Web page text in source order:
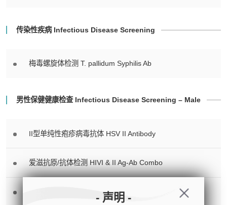
传染性疾病 Infectious Disease Screening
梅毒螺旋体检测 T. pallidum Syphilis Ab
男性保健健康检查 Infectious Disease Screening – Male
II型单纯性疱疹病毒抗体 HSV II Antibody
爱滋抗原/抗体检测 HIVI & II Ag-Ab Combo
解脲支原体基因测试 Ureaplasma Urealyticum DNA
- 声明 -